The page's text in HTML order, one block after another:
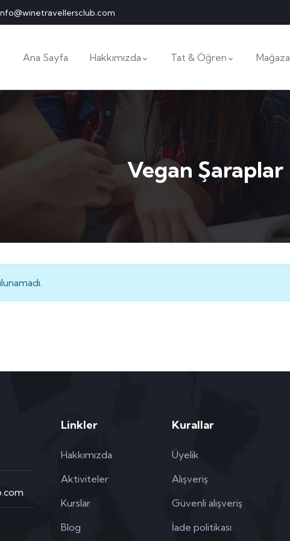
Ana Sayfa Hakkımızda Tat & Öğren Mağaza
Vegan Şaraplar
Linkler
Hakkımızda
Aktiviteler
Kurslar
Blog
Kurallar
Üyelik
Alışveriş
Güvenli alışveriş
İade politikası